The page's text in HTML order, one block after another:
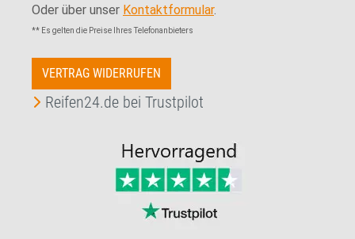
Oder über unser Kontaktformular.
** Es gelten die Preise Ihres Telefonanbieters
VERTRAG WIDERRUFEN
Reifen24.de bei Trustpilot